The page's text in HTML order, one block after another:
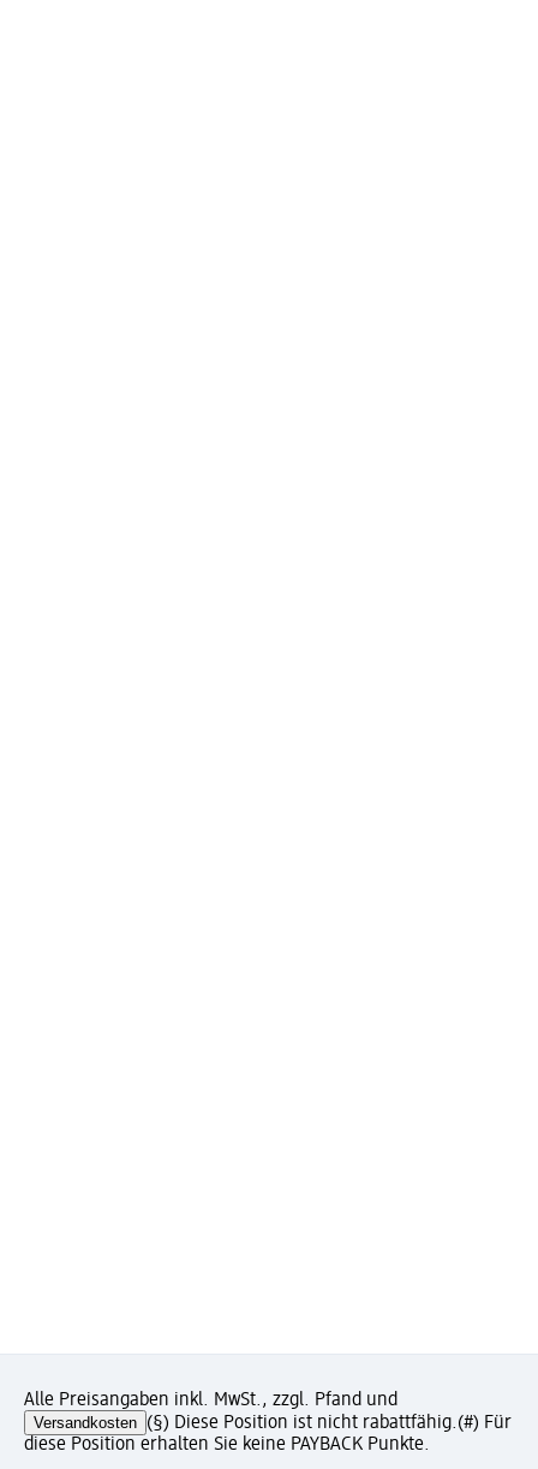
Alle Preisangaben inkl. MwSt., zzgl. Pfand und
Versandkosten (§) Diese Position ist nicht rabattfähig.(#) Für
diese Position erhalten Sie keine PAYBACK Punkte.